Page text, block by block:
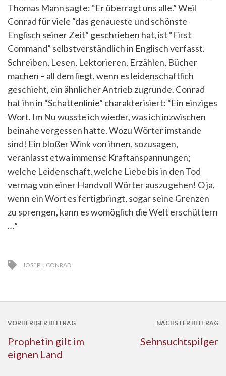
Thomas Mann sagte: “Er überragt uns alle.” Weil
Conrad für viele “das genaueste und schönste
Englisch seiner Zeit” geschrieben hat, ist “First
Command” selbstverständlich in Englisch verfasst.
Schreiben, Lesen, Lektorieren, Erzählen, Bücher
machen – all dem liegt, wenn es leidenschaftlich
geschieht, ein ähnlicher Antrieb zugrunde. Conrad
hat ihn in “Schattenlinie” charakterisiert: “Ein einziges
Wort. Im Nu wusste ich wieder, was ich inzwischen
beinahe vergessen hatte. Wozu Wörter imstande
sind! Ein bloßer Wink von ihnen, sozusagen,
veranlasst etwa immense Kraftanspannungen;
welche Leidenschaft, welche Liebe bis in den Tod
vermag von einer Handvoll Wörter auszugehen! O ja,
wenn ein Wort es fertigbringt, sogar seine Grenzen
zu sprengen, kann es womöglich die Welt erschüttern
…”
JOSEPH CONRAD
VORHERIGER BEITRAG
Prophetin gilt im
eignen Land
NÄCHSTER BEITRAG
Sehnsuchtspilger